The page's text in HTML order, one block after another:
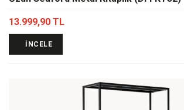
13.999,90 TL
İNCELE